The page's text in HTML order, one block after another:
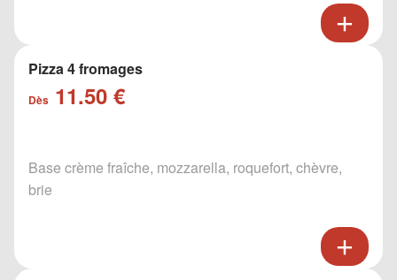
Pizza 4 fromages
Dès 11.50 €
Base crème fraîche, mozzarella, roquefort, chèvre,
brie